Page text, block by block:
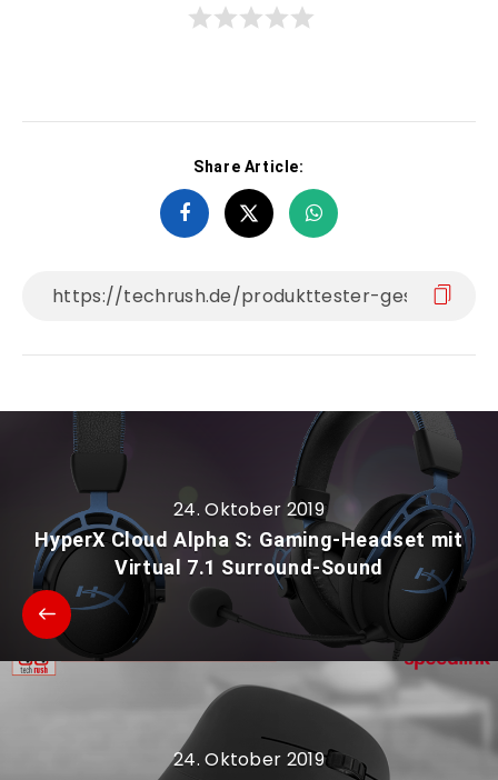
Share Article:
24. Oktober 2019
HyperX Cloud Alpha S: Gaming-Headset mit
Virtual 7.1 Surround-Sound
24. Oktober 2019